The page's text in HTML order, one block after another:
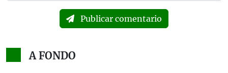
Publicar comentario
A FONDO